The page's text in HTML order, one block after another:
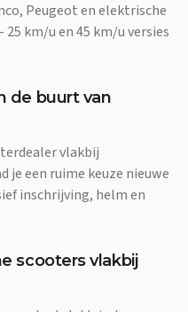
Peugeot en elektrische
km/u en 45 km/u versies
de buurt van
vlakbij
je een ruime keuze nieuwe
inschrijving, helm en
scooters vlakbij